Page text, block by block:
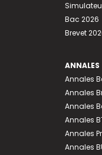
Bac 2026
Brevet
ANNALES
Annales
Annales
Annales
Annales
Annales
Annales